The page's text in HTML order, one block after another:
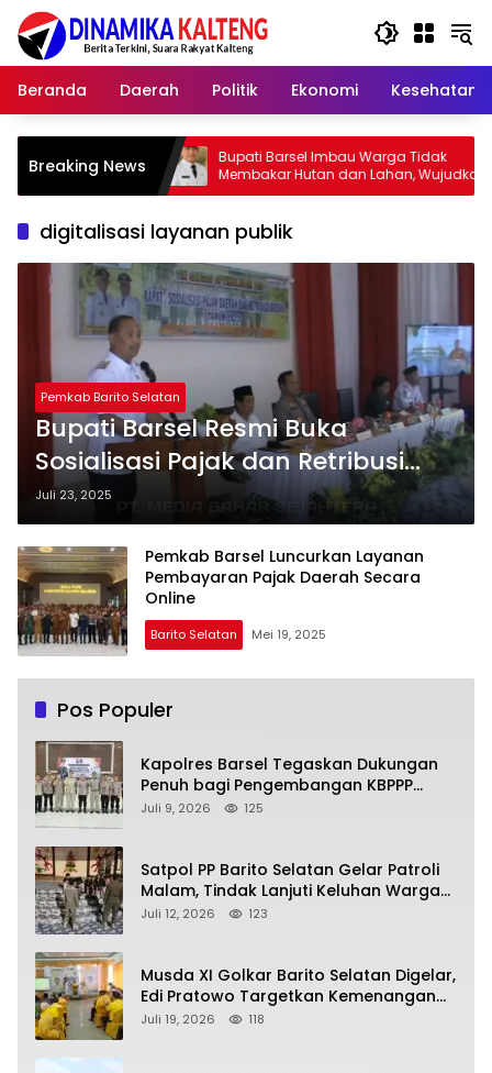
Langsung
konten
Beranda
Daerah Politik Ekonomi Kesehatan
Breaking NewsBupati Barsel Imbau Warga Tidak
Membakar Hutan dan Lahan, Wujudkan
Barito Selatan Bebas Kabut Asap
2026,
yang
digitalisasi layanan publik
Pemkab Barito Selatan
Bupati Barsel Resmi Buka
Sosialisasi Pajak dan Retribusi
Daerah 2025
Juli 23, 2025
Pemkab Barsel Luncurkan Layanan
Pembayaran Pajak Daerah Secara
Online
Barito Selatan Mei 19, 2025
Pos Populer
Kapolres Barsel Tegaskan Dukungan
Penuh bagi Pengembangan KBPPP
Kalimantan Tengah
Juli 9, 2026 125
Satpol PP Barito Selatan Gelar Patroli
Malam, Tindak Lanjuti Keluhan Warga
soal Balap Liar dan Remaja Nongkrong
Juli 12, 2026 123
Musda XI Golkar Barito Selatan Digelar,
Edi Pratowo Targetkan Kemenangan
Partai pada Pemilu Mendatang
Juli 19, 2026 118